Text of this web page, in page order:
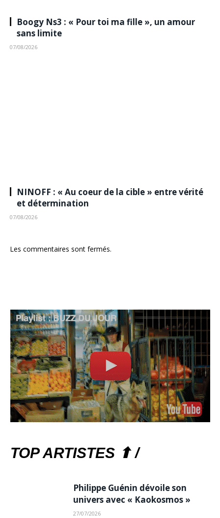
Boogy Ns3 : « Pour toi ma fille », un amour
sans limite
07/08/2026
NINOFF : « Au coeur de la cible » entre vérité
et détermination
07/08/2026
Les commentaires sont fermés.
TOP ARTISTES ⬆ /
Philippe Guénin dévoile son
univers avec « Kaokosmos »
27/07/2026